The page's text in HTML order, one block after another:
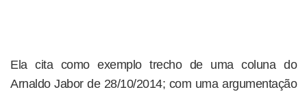
Ela cita como exemplo trecho de uma coluna do
Arnaldo Jabor de 28/10/2014; com uma argumentação